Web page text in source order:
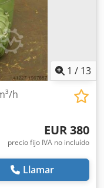
1 / 13
h
EUR 380
precio fijo IVA no incluído
Llamar